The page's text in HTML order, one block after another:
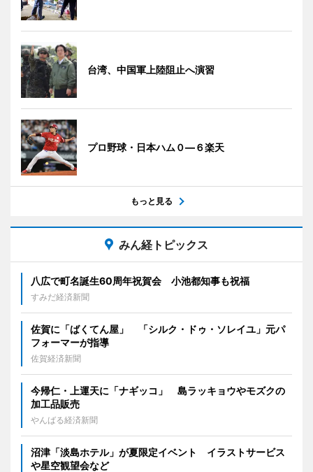
台湾、中国軍上陸阻止へ演習
プロ野球・日本ハム０―６楽天
もっと見る
みん経トピックス
八広で町名誕生60周年祝賀会 小池都知事も祝福
すみだ経済新聞
佐賀に「ばくてん屋」 「シルク・ドゥ・ソレイユ」元パ
フォーマーが指導
佐賀経済新聞
今帰仁・上運天に「ナギッコ」 島ラッキョウやモズクの
加工品販売
やんばる経済新聞
沼津「淡島ホテル」が夏限定イベント イラストサービス
や星空観望会など